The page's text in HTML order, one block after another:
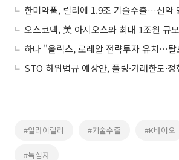
오스코텍, 美 아지오스와 최대 1조원 규
#일라이릴리 #기술수출 #K바이오
#녹십자